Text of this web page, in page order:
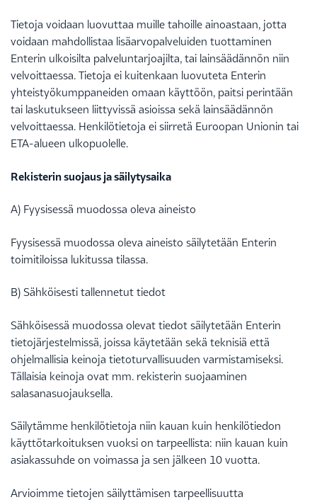
Tietoja voidaan luovuttaa muille tahoille ainoastaan, jotta
voidaan mahdollistaa lisäarvopalveluiden tuottaminen
Enterin ulkoisilta palveluntarjoajilta, tai lainsäädännön niin
velvoittaessa. Tietoja ei kuitenkaan luovuteta Enterin
yhteistyökumppaneiden omaan käyttöön, paitsi perintään
tai laskutukseen liittyvissä asioissa sekä lainsäädännön
velvoittaessa. Henkilötietoja ei siirretä Euroopan Unionin tai
ETA-alueen ulkopuolelle.
Rekisterin suojaus ja säilytysaika
A) Fyysisessä muodossa oleva aineisto
Fyysisessä muodossa oleva aineisto säilytetään Enterin
toimitiloissa lukitussa tilassa.
B) Sähköisesti tallennetut tiedot
Sähköisessä muodossa olevat tiedot säilytetään Enterin
tietojärjestelmissä, joissa käytetään sekä teknisiä että
ohjelmallisia keinoja tietoturvallisuuden varmistamiseksi.
Tällaisia keinoja ovat mm. rekisterin suojaaminen
salasanasuojauksella.
Säilytämme henkilötietoja niin kauan kuin henkilötiedon
käyttötarkoituksen vuoksi on tarpeellista: niin kauan kuin
asiakassuhde on voimassa ja sen jälkeen 10 vuotta.
Arvioimme tietojen säilyttämisen tarpeellisuutta